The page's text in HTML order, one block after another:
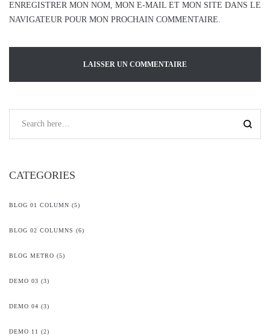
ENREGISTRER MON NOM, MON E-MAIL ET MON SITE DANS LE
NAVIGATEUR POUR MON PROCHAIN COMMENTAIRE.
CATEGORIES
BLOG 01 COLUMN (5)
BLOG 02 COLUMNS (6)
BLOG METRO (5)
DEMO 03 (3)
DEMO 04 (3)
DEMO 11 (2)